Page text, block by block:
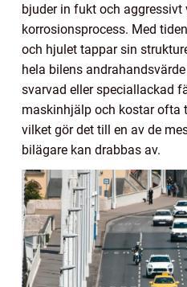
bjuder in fukt och
korrosionsprocess. Med
och hjulet tappar sin
hela bilens
svarvad eller speciallackad
maskinhjälp och kostar ofta
vilket gör det till en av de
bilägare kan drabbas av.